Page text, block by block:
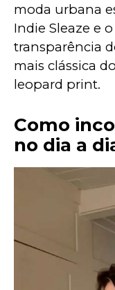
moda urbana
Indie Sleaze e
transparência
mais clássica
leopard print.
Como
no dia a